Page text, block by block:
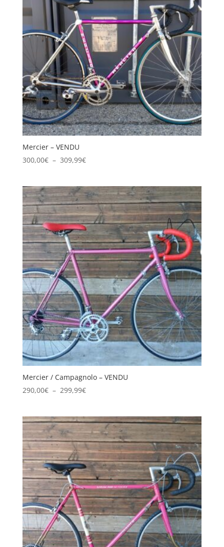
Mercier – VENDU
300,00€ – 309,99€Plage
300,00€
à
309,99€
Mercier / Campagnolo – VENDU
290,00€ – 299,99€Plage
290,00€
à
299,99€